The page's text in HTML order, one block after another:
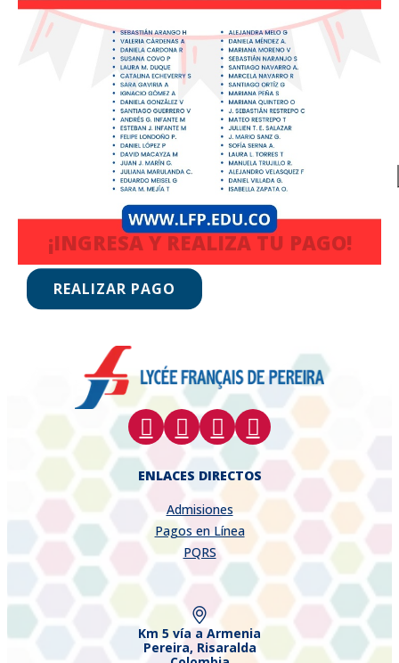
ENLACES DIRECTOS
Admisiones
Pagos en Línea
PQRS
Km 5 vía a Armenia
Pereira, Risaralda
¡INGRESA Y REALIZA TU PAGO!
REALIZAR PAGO